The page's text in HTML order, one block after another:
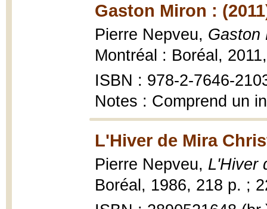
Gaston Miron :
Pierre Nepveu, Gaston
Montréal : Boréal,
ISBN : 978-2-7646-
Notes : Comprend un
L'Hiver de Mira
Pierre Nepveu, L'Hiver
Boréal, 1986, 218 p. ;